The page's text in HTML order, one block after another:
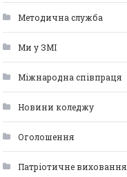
Методична служба
Ми у ЗМІ
Міжнародна співпраця
Новини коледжу
Оголошення
Патріотичне виховання